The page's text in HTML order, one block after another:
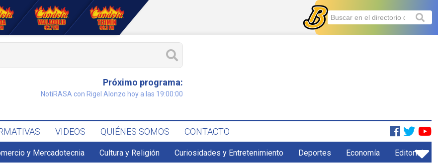
Próximo programa:
NotiRASA con Rigel Alonzo hoy a las 19:00:00
VIDEOS QUIÉNES SOMOS CONTACTO
y Mercadotecnia Cultura y Religión Curiosidades y Entretenimiento Deportes Economía Editorial